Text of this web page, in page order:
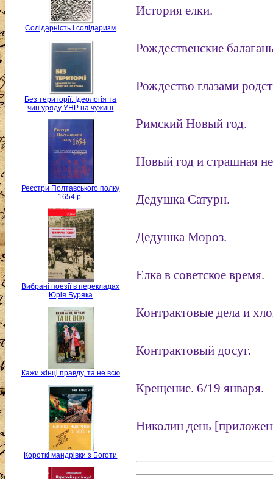
Солідарність і солідаризм
Без території. Ідеологія та
чин уряду УНР на чужині
Реєстри Полтавського полку
1654 р.
Вибрані поезії в перекладах
Юрія Буряка
Кажи жінці правду, та не всю
Короткі мандрівки з Боготи
История елки.
Рождественские
Рождество глазами
Римский Новый год.
Новый год и страшная
Дедушка Сатурн.
Дедушка Мороз.
Елка в советское время.
Контрактовые дела и
Контрактовый досуг.
Крещение. 6/19 января.
Николин день